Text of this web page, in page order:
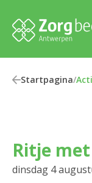
Startpagina/
Ritje
dinsdag 4